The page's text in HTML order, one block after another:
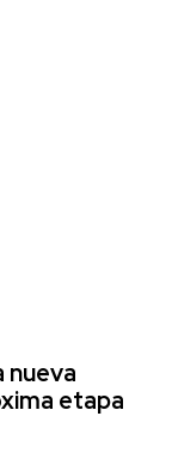
nueva
etapa